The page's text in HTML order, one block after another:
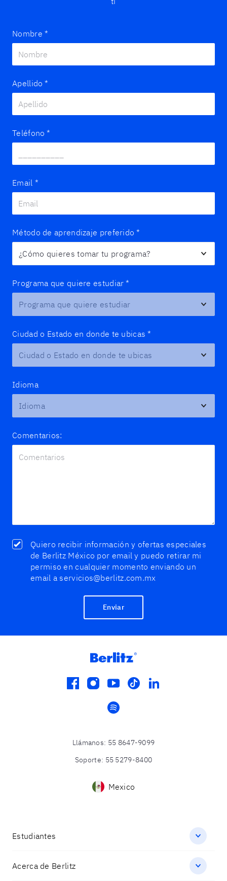
Nombre *
Apellido *
Teléfono *
Email *
Método de aprendizaje preferido *
Programa que quiere estudiar *
Ciudad o Estado en donde te ubicas *
Idioma
Comentarios:
Quiero recibir información y ofertas especiales
de Berlitz México por email y puedo retirar mi
permiso en cualquier momento enviando un
email a servicios@berlitz.com.mx
Enviar
facebook
instagram
youtube
tiktoklinkedin
spotify
Llámanos: 55 8647-9099
Soporte: 55 5279-8400
Mexico
Estudiantes
Acerca de Berlitz